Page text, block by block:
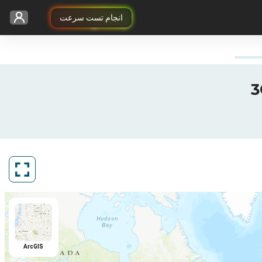
انجام تست سرعت
ArcGIS